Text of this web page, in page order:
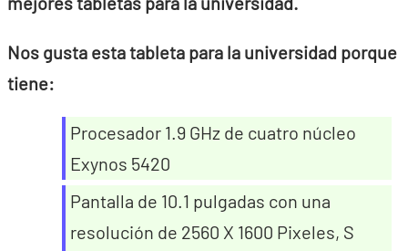
Nos gusta esta tableta para la universidad porque
tiene:
Procesador 1.9 GHz de cuatro núcleo
Exynos 5420
Pantalla de 10.1 pulgadas con una
resolución de 2560 X 1600 Pixeles, S